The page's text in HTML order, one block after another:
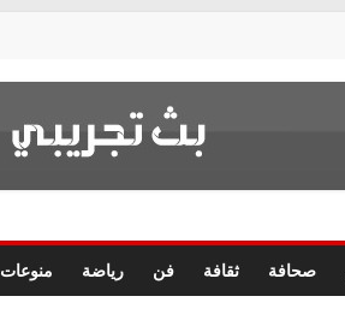
صحافة ثقافة فن رياضة منوعات